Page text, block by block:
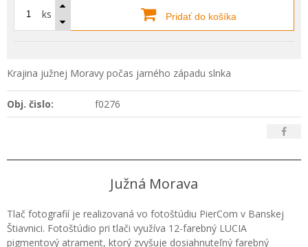
ks Pridať do košíka
Krajina južnej Moravy počas jarného západu slnka
Obj. čislo: f0276
Južná Morava
Tlač fotografií je realizovaná vo fotoštúdiu PierCom v Banskej
Štiavnici. Fotoštúdio pri tlači využíva 12-farebný LUCIA
pigmentový atrament, ktorý zvyšuje dosiahnuteľný farebný